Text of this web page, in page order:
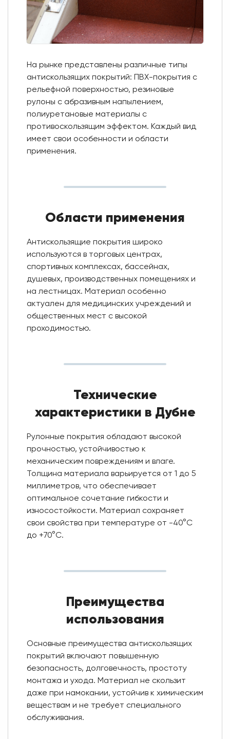
На рынке представлены различные типы
антискользящих покрытий: ПВХ-покрытия с
рельефной поверхностью, резиновые
рулоны с абразивным напылением,
полиуретановые материалы с
противоскользящим эффектом. Каждый вид
имеет свои особенности и области
применения.
Области применения
Антискользящие покрытия широко
используются в торговых центрах,
спортивных комплексах, бассейнах,
душевых, производственных помещениях и
на лестницах. Материал особенно
актуален для медицинских учреждений и
общественных мест с высокой
проходимостью.
Технические
характеристики в Дубне
Рулонные покрытия обладают высокой
прочностью, устойчивостью к
механическим повреждениям и влаге.
Толщина материала варьируется от 1 до 5
миллиметров, что обеспечивает
оптимальное сочетание гибкости и
износостойкости. Материал сохраняет
свои свойства при температуре от -40°C
до +70°C.
Преимущества
использования
Основные преимущества антискользящих
покрытий включают повышенную
безопасность, долговечность, простоту
монтажа и ухода. Материал не скользит
даже при намокании, устойчив к химическим
веществам и не требует специального
обслуживания.